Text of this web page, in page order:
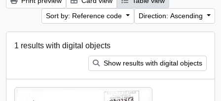
Sort by: Reference code
Direction: Ascending
1 results with digital objects
Show results with digital objects